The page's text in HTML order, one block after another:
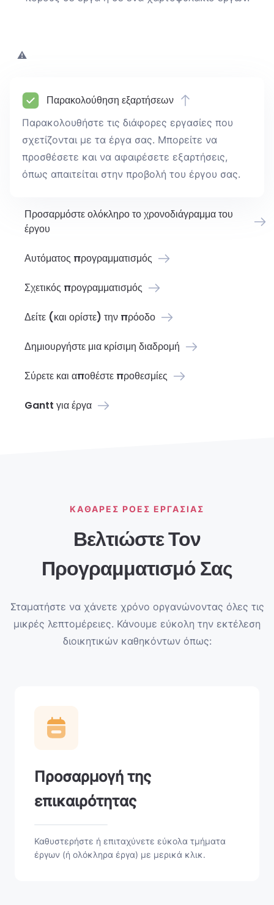
Παρακολούθηση εξαρτήσεων
Παρακολουθήστε τις διάφορες εργασίες που
σχετίζονται με τα έργα σας. Μπορείτε να
προσθέσετε και να αφαιρέσετε εξαρτήσεις,
όπως απαιτείται στην προβολή του έργου σας.
Προσαρμόστε ολόκληρο το χρονοδιάγραμμα του
έργου
Αυτόματος προγραμματισμός
Σχετικός προγραμματισμός
Δείτε (και ορίστε) την πρόοδο
Δημιουργήστε μια κρίσιμη διαδρομή
Σύρετε και αποθέστε προθεσμίες
Gantt για έργα
ΚΑΘΑΡΈΣ ΡΟΈΣ ΕΡΓΑΣΊΑΣ
Βελτιώστε Τον
Προγραμματισμό Σας
Σταματήστε να χάνετε χρόνο οργανώνοντας όλες τις
μικρές λεπτομέρειες. Κάνουμε εύκολη την εκτέλεση
διοικητικών καθηκόντων όπως:
Προσαρμογή της
επικαιρότητας
Καθυστερήστε ή επιταχύνετε εύκολα τμήματα
έργων (ή ολόκληρα έργα) με μερικά κλικ.